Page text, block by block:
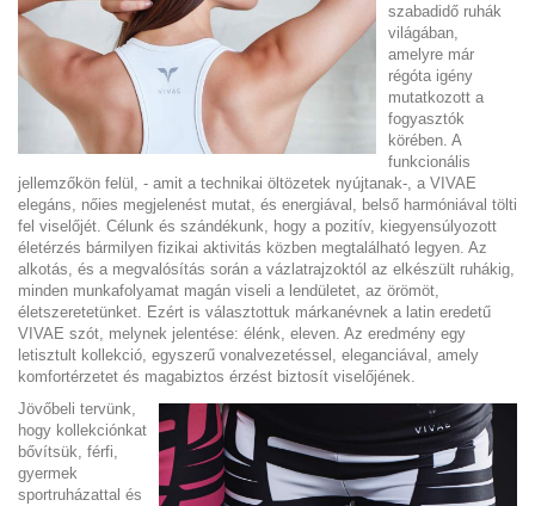
szabadidő ruhák
világában,
amelyre már
régóta igény
mutatkozott a
fogyasztók
körében. A
funkcionális
jellemzőkön felül, - amit a technikai öltözetek nyújtanak-, a VIVAE
elegáns, nőies megjelenést mutat, és energiával, belső harmóniával tölti
fel viselőjét. Célunk és szándékunk, hogy a pozitív, kiegyensúlyozott
életérzés bármilyen fizikai aktivitás közben megtalálható legyen. Az
alkotás, és a megvalósítás során a vázlatrajzoktól az elkészült ruhákig,
minden munkafolyamat magán viseli a lendületet, az örömöt,
életszeretetünket. Ezért is választottuk márkanévnek a latin eredetű
VIVAE szót, melynek jelentése: élénk, eleven. Az eredmény egy
letisztult kollekció, egyszerű vonalvezetéssel, eleganciával, amely
komfortérzetet és magabiztos érzést biztosít viselőjének.
Jövőbeli tervünk,
hogy kollekciónkat
bővítsük, férfi,
gyermek
sportruházattal és